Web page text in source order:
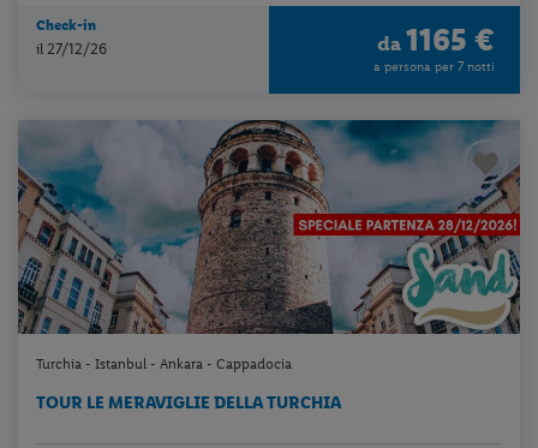
Check-in
il 27/12/26 da 1165 €
a persona per 7 notti
Turchia - Istanbul - Ankara - Cappadocia
TOUR LE MERAVIGLIE DELLA TURCHIA